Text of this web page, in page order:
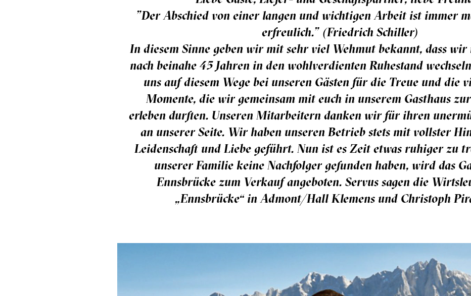
"Der Abschied von einer langen und wichtigen Arbeit ist immer
erfreulich." (Friedrich Schiller)
In diesem Sinne geben wir mit sehr viel Wehmut bekannt, dass
nach beinahe 45 Jahren in den wohlverdienten Ruhestand
uns auf diesem Wege bei unseren Gästen für die Treue und die
Momente, die wir gemeinsam mit euch in unserem Gasthaus
erleben durften. Unseren Mitarbeitern danken wir für ihren
an unserer Seite. Wir haben unseren Betrieb stets mit vollster
Leidenschaft und Liebe geführt. Nun ist es Zeit etwas ruhiger zu
unserer Familie keine Nachfolger gefunden haben, wird das
Ennsbrücke zum Verkauf angeboten. Servus sagen die
„Ennsbrücke“ in Admont/Hall Klemens und Christoph